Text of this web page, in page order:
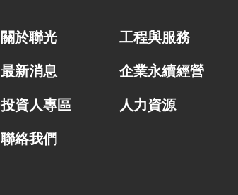
關於聯光
工程與服務
最新消息
企業永續經營
投資人專區
人力資源
聯絡我們